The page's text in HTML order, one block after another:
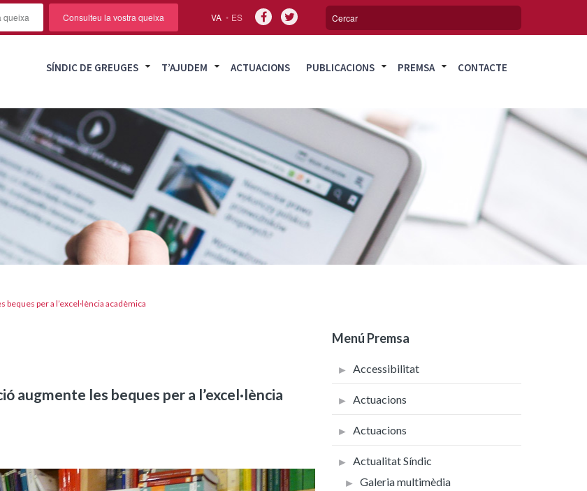
VA ES
queixa Consulteu la vostra queixa
SÍNDIC DE GREUGES T’AJUDEM ACTUACIONS PUBLICACIONS PREMSA CONTACTE
per a l’excel·lència acadèmica
augmente les beques per a l’excel·lència
Menú Premsa
Accessibilitat
Actuacions
Actuacions
Actualitat Síndic
Galeria multimèdia